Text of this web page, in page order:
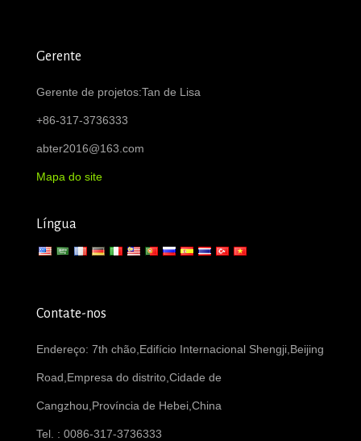
Gerente
Gerente de projetos:Tan de Lisa
+86-317-3736333
abter2016@163.com
Mapa do site
Língua
Contate-nos
Endereço: 7th chão,Edifício Internacional Shengji,Beijing
Road,Empresa do distrito,Cidade de
Cangzhou,Província de Hebei,China
Tel. : 0086-317-3736333